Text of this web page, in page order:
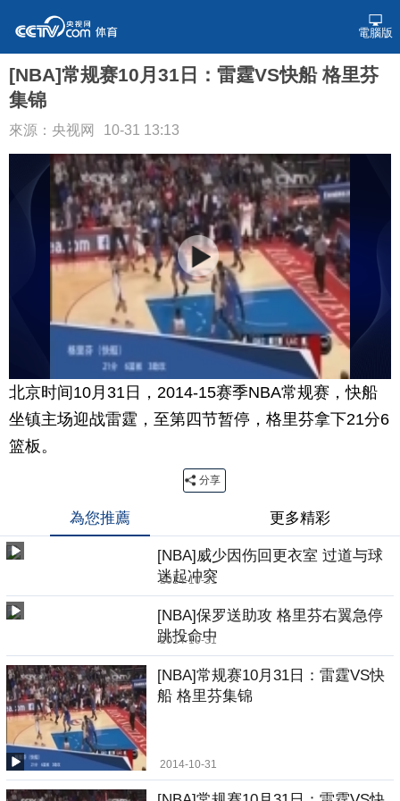
電腦版
[NBA]常规赛10月31日：雷霆VS快船 格里芬
集锦
來源：央视网 10-31 13:13
北京时间10月31日，2014-15赛季NBA常规赛，快船
坐镇主场迎战雷霆，至第四节暂停，格里芬拿下21分6
篮板。
分享
為您推薦 更多精彩
[NBA]威少因伤回更衣室 过道与球
迷起冲突
2014-10-31
[NBA]保罗送助攻 格里芬右翼急停
跳投命中
2014-10-31
[NBA]常规赛10月31日：雷霆VS快
船 格里芬集锦
2014-10-31